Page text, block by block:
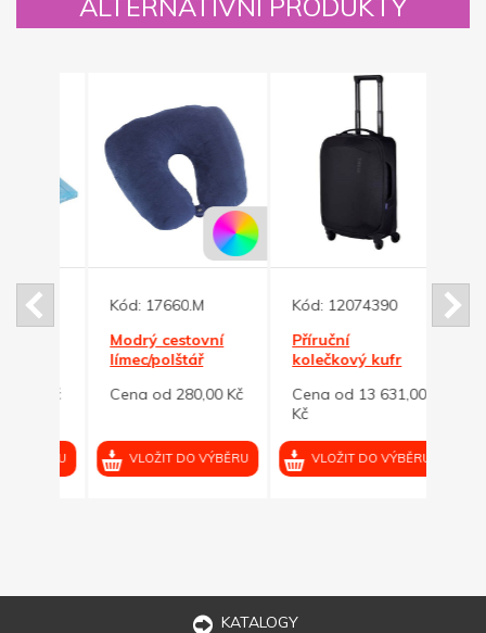
Kód:17660.M
Modrý cestovní
límec/polštář
Cena od 280,00 Kč
VLOŽIT DO VÝBĚRU
Kód:12074390
Příruční
kolečkový kufr
Cena od 13 631,00
VLOŽIT DO VÝBĚRU
Kód:
KATALOGY